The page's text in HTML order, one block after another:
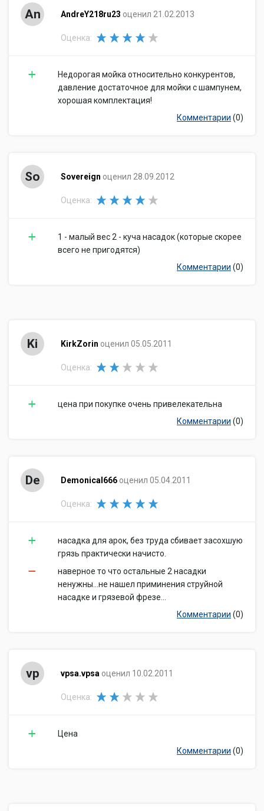
An AndreY218ru23 оценил 21.02.2013
Оценка:
Недорогая мойка относительно конкурентов,
давление достаточное для мойки с шампунем,
хорошая комплектация!
Комментарии (0)
So Sovereign оценил 28.09.2012
Оценка:
1 - малый вес 2 - куча насадок (которые скорее
всего не пригодятся)
Комментарии (0)
Ki KirkZorin оценил 05.05.2011
Оценка:
цена при покупке очень привелекательна
Комментарии (0)
De Demonical666 оценил 05.04.2011
Оценка:
насадка для арок, без труда сбивает засохшую
грязь практически начисто.
наверное то что остальные 2 насадки
ненужны...не нашел приминения струйной
насадке и грязевой фрезе...
Комментарии (0)
vp vpsa.vpsa оценил 10.02.2011
Оценка:
Цена
Комментарии (0)